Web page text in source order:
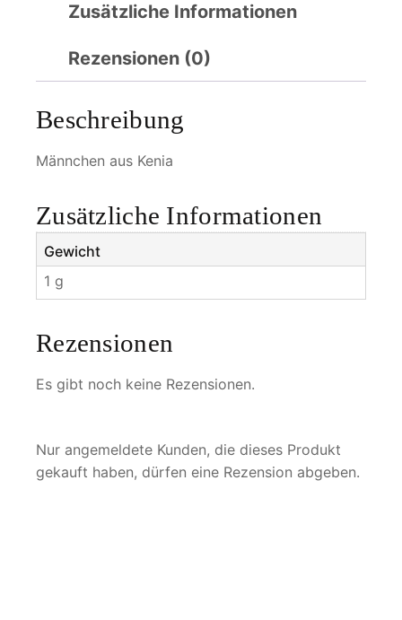
m
d
a
e
n
g
e
Zusätzliche Informationen
Rezensionen (0)
Beschreibung
Männchen aus Kenia
Zusätzliche Informationen
Gewicht
1 g
Rezensionen
Es gibt noch keine Rezensionen.
Nur angemeldete Kunden, die dieses Produkt
gekauft haben, dürfen eine Rezension abgeben.